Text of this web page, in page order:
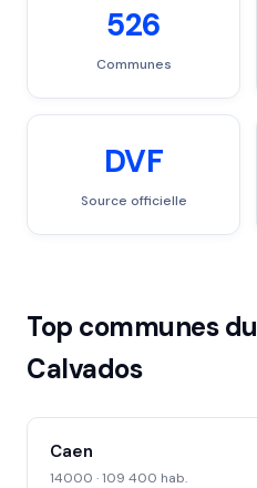
526
Communes
DVF
Source officielle
Top communes du
Calvados
Caen
14000 · 109 400 hab.